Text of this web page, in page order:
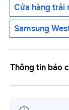
Cửa hàng trải
Samsung
Thông tin báo